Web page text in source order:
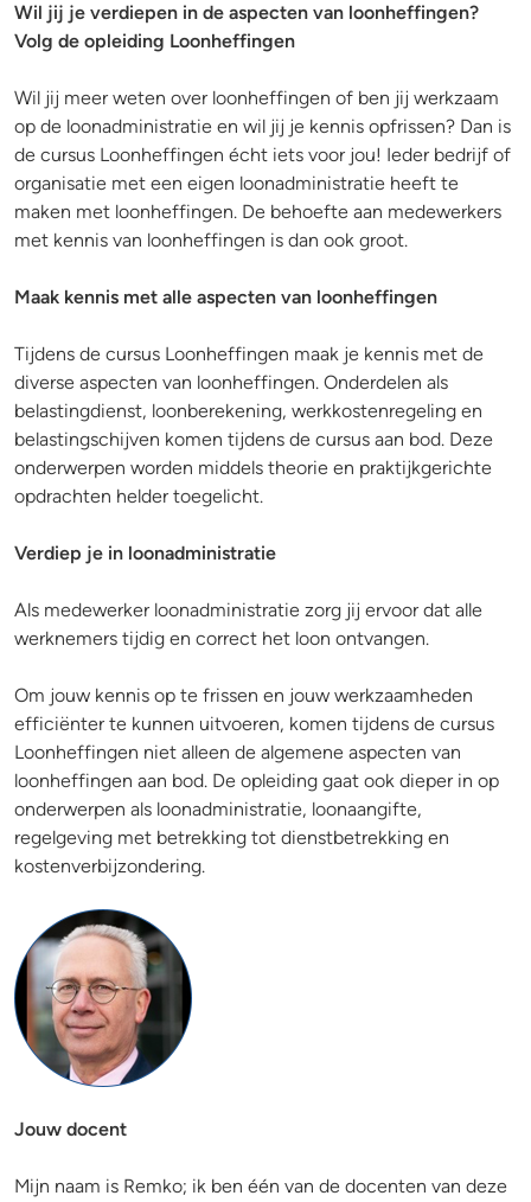
Wil jij je verdiepen in de aspecten van loonheffingen?
Volg de opleiding Loonheffingen
Wil jij meer weten over loonheffingen of ben jij werkzaam
op de loonadministratie en wil jij je kennis opfrissen? Dan is
de cursus Loonheffingen écht iets voor jou! Ieder bedrijf of
organisatie met een eigen loonadministratie heeft te
maken met loonheffingen. De behoefte aan medewerkers
met kennis van loonheffingen is dan ook groot.
Maak kennis met alle aspecten van loonheffingen
Tijdens de cursus Loonheffingen maak je kennis met de
diverse aspecten van loonheffingen. Onderdelen als
belastingdienst, loonberekening, werkkostenregeling en
belastingschijven komen tijdens de cursus aan bod. Deze
onderwerpen worden middels theorie en praktijkgerichte
opdrachten helder toegelicht.
Verdiep je in loonadministratie
Als medewerker loonadministratie zorg jij ervoor dat alle
werknemers tijdig en correct het loon ontvangen.
Om jouw kennis op te frissen en jouw werkzaamheden
efficiënter te kunnen uitvoeren, komen tijdens de cursus
Loonheffingen niet alleen de algemene aspecten van
loonheffingen aan bod. De opleiding gaat ook dieper in op
onderwerpen als loonadministratie, loonaangifte,
regelgeving met betrekking tot dienstbetrekking en
kostenverbijzondering.
Jouw docent
Mijn naam is Remko; ik ben één van de docenten van deze